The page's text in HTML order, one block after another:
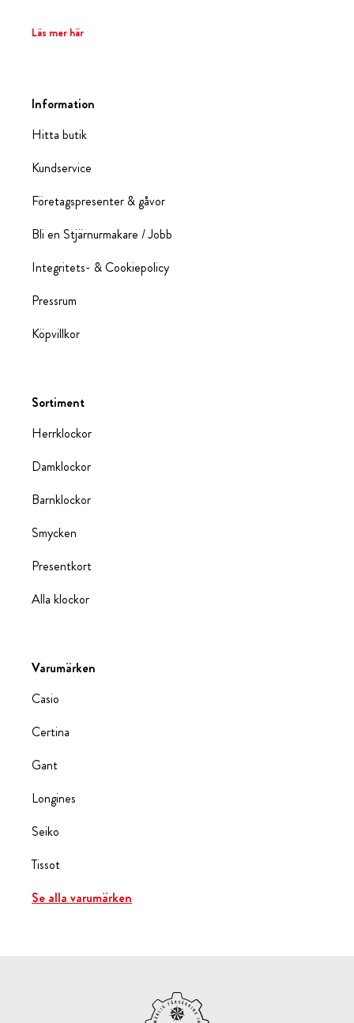
Läs mer här
Information
Hitta butik
Kundservice
Företagspresenter & gåvor
Bli en Stjärnurmakare / Jobb
Integritets- & Cookiepolicy
Pressrum
Köpvillkor
Sortiment
Herrklockor
Damklockor
Barnklockor
Smycken
Presentkort
Alla klockor
Varumärken
Casio
Certina
Gant
Longines
Seiko
Tissot
Se alla varumärken